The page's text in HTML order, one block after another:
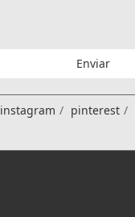
Enviar
instagram pinterest